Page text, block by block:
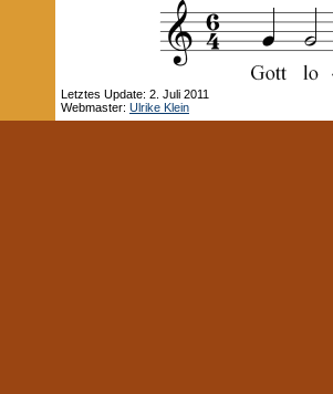
Letztes Update: 2. Juli 2011
Webmaster: Ulrike Klein